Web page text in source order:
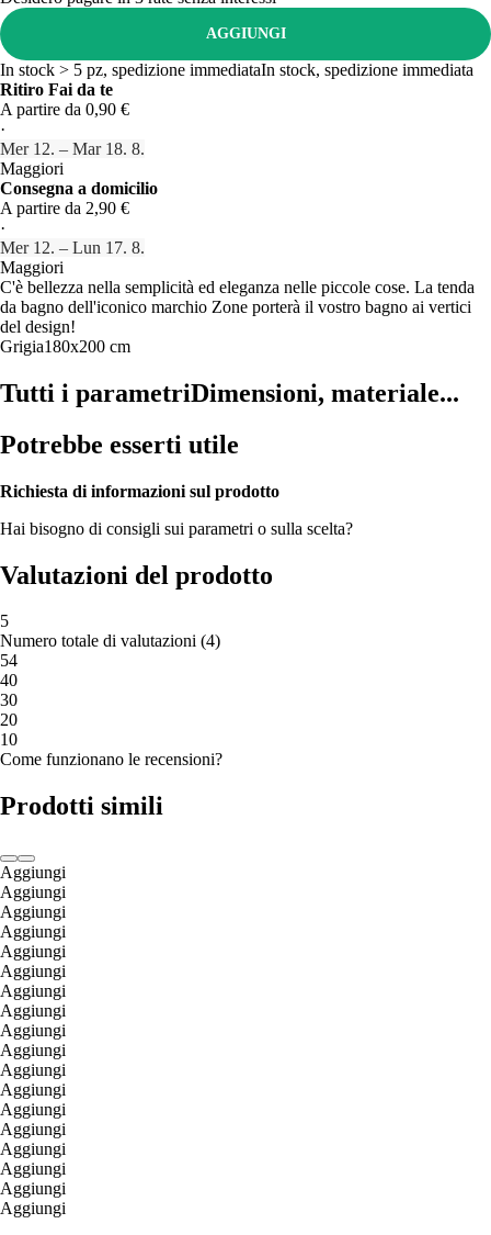
AGGIUNGI
In stock > 5 pz, spedizione immediataIn stock, spedizione immediata
Ritiro Fai da te
A partire da 0,90 €
·
Mer 12. – Mar 18. 8.
Maggiori
Consegna a domicilio
A partire da 2,90 €
·
Mer 12. – Lun 17. 8.
Maggiori
C'è bellezza nella semplicità ed eleganza nelle piccole cose. La tenda
da bagno dell'iconico marchio Zone porterà il vostro bagno ai vertici
del design!
Grigia180x200 cm
Tutti i parametriDimensioni, materiale...
Potrebbe esserti utile
Richiesta di informazioni sul prodotto
Hai bisogno di consigli sui parametri o sulla scelta?
Valutazioni del prodotto
5
Numero totale di valutazioni (4)
54
40
30
20
10
Come funzionano le recensioni?
Prodotti simili
Aggiungi
Aggiungi
Aggiungi
Aggiungi
Aggiungi
Aggiungi
Aggiungi
Aggiungi
Aggiungi
Aggiungi
Aggiungi
Aggiungi
Aggiungi
Aggiungi
Aggiungi
Aggiungi
Aggiungi
Aggiungi